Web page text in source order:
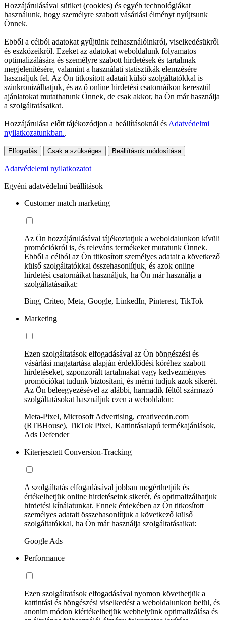
Hozzájárulásával sütiket (cookies) és egyéb technológiákat
használunk, hogy személyre szabott vásárlási élményt nyújtsunk
Önnek.
Ebből a célból adatokat gyűjtünk felhasználóinkról, viselkedésükről
és eszközeikről. Ezeket az adatokat weboldalunk folyamatos
optimalizálására és személyre szabott hirdetések és tartalmak
megjelenítésére, valamint a használati statisztikák elemzésére
használjuk fel. Az Ön titkosított adatait külső szolgáltatókkal is
szinkronizálhatjuk, és az ő online hirdetési csatornáikon keresztül
ajánlatokat mutathatunk Önnek, de csak akkor, ha Ön már használja
a szolgáltatásaikat.
Hozzájárulása előtt tájékozódjon a beállításoknál és Adatvédelmi
nyilatkozatunkban..
Elfogadás Csak a szükséges Beállítások módosítása
Adatvédelemi nyilatkozatot
Egyéni adatvédelmi beállítások
Customer match marketing
Az Ön hozzájárulásával tájékoztatjuk a weboldalunkon kívüli
promóciókról is, és releváns termékeket mutatunk Önnek.
Ebből a célból az Ön titkosított személyes adatait a következő
külső szolgáltatókkal összehasonlítjuk, és azok online
hirdetési csatornáikat használjuk, ha Ön már használja a
szolgáltatásaikat:
Bing, Criteo, Meta, Google, LinkedIn, Pinterest, TikTok
Marketing
Ezen szolgáltatások elfogadásával az Ön böngészési és
vásárlási magatartása alapján érdeklődési köréhez szabott
hirdetéseket, szponzorált tartalmakat vagy kedvezményes
promóciókat tudunk biztosítani, és mérni tudjuk azok sikerét.
Az Ön beleegyezésével az alábbi, harmadik féltől származó
szolgáltatásokat használjuk ezen a weboldalon:
Meta-Pixel, Microsoft Advertising, creativecdn.com
(RTBHouse), TikTok Pixel, Kattintásalapú termékajánlások,
Ads Defender
Kiterjesztett Conversion-Tracking
A szolgáltatás elfogadásával jobban megérthetjük és
értékelhetjük online hirdetéseink sikerét, és optimalizálhatjuk
hirdetési kínálatunkat. Ennek érdekében az Ön titkosított
személyes adatait összehasonlítjuk a következő külső
szolgáltatókkal, ha Ön már használja szolgáltatásaikat:
Google Ads
Performance
Ezen szolgáltatások elfogadásával nyomon követhetjük a
kattintási és böngészési viselkedést a weboldalunkon belül, és
anonim módon kiértékelhetjük webhelyünk optimalizálása és